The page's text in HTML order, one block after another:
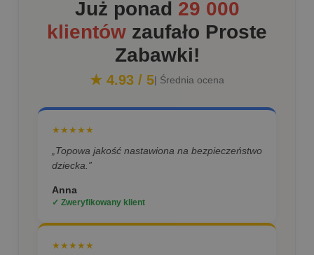
Już ponad 29 000
klientów zaufało Proste
Zabawki!
★ 4.93 / 5| Średnia ocena
★★★★★
„Topowa jakość nastawiona na bezpieczeństwo
dziecka.”
Anna
✓ Zweryfikowany klient
★★★★★